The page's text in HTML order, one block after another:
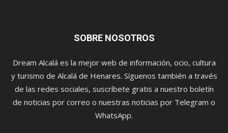
SOBRE NOSOTROS
Dream Alcalá es la mejor web de información, ocio, cultura
y turismo de Alcalá de Henares. Síguenos también a través
de las redes sociales, suscríbete gratis a nuestro boletín
de noticias por correo o nuestras noticias por Telegram o
WhatsApp.